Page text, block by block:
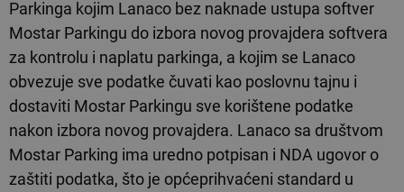
Parkinga kojim Lanaco bez naknade ustupa softver
Mostar Parkingu do izbora novog provajdera softvera
za kontrolu i naplatu parkinga, a kojim se Lanaco
obvezuje sve podatke čuvati kao poslovnu tajnu i
dostaviti Mostar Parkingu sve korištene podatke
nakon izbora novog provajdera. Lanaco sa društvom
Mostar Parking ima uredno potpisan i NDA ugovor o
zaštiti podatka, što je općeprihvaćeni standard u